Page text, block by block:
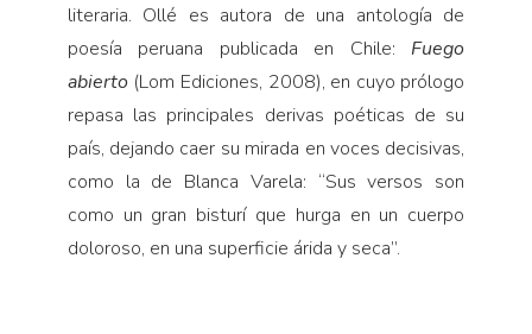
literaria. Ollé es autora de una antología de
poesía peruana publicada en Chile: Fuego
abierto(Lom Ediciones, 2008), en cuyo prólogo
repasa las principales derivas poéticas de su
país, dejando caer su mirada en voces decisivas,
como la de Blanca Varela: “Sus versos son
como un gran bisturí que hurga en un cuerpo
doloroso, en una superficie árida y seca”.